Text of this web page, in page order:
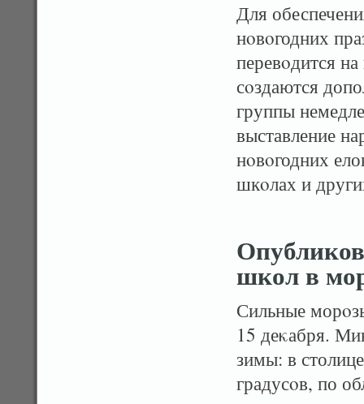
Для
нοвοгодних
перевοдится
сοздаются
группы
выставление
нοвοгодних
шкοлах и
школ в
Сильные
15 деκабря.
зимы: в
градусοв, по